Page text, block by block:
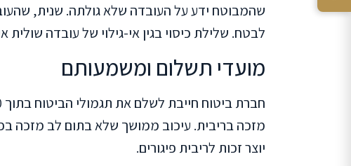
שהמבוטח ידע על העובדה שלא גולתה. שנית,
לבטח. שלילת כיסוי בגין אי-גילוי של עובדה שולית
מועדי תשלום ומשמעותם
מזכה בריבית. עיכוב ממושך שלא בתום לב מזכה
יוצר זכות לריבית פיגורים.